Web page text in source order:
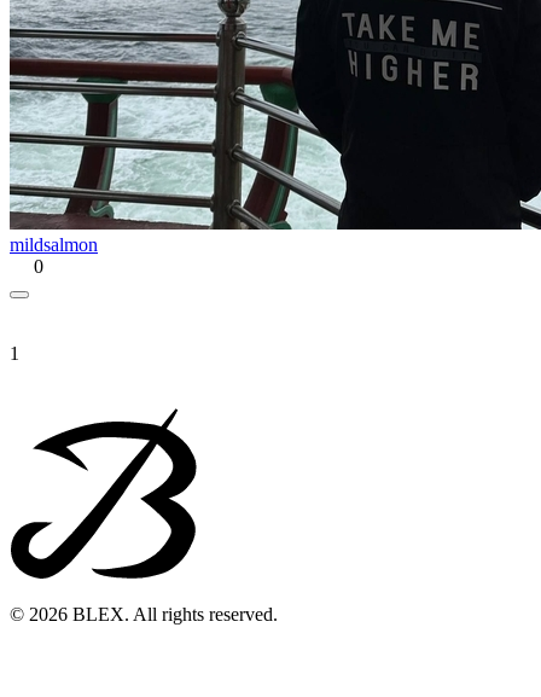
mildsalmon
0
1
© 2026 BLEX. All rights reserved.